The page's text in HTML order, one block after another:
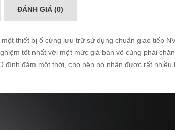
ĐÁNH GIÁ (0)
thiết bị ổ cứng lưu trữ sử dụng chuẩn giao tiếp
tốt nhất với một mức giá bán vô cùng phải
đình đám một thời, cho nên nó nhận được rất